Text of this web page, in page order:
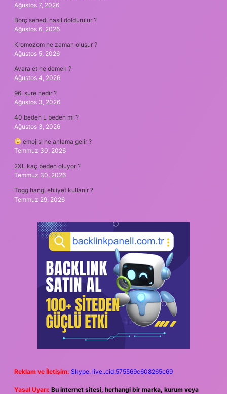
Ağustos 7, 2026
Borç senedi nasıl doldurulur ?
Ağustos 6, 2026
Kromozom ne zaman oluşur ?
Ağustos 5, 2026
Avara et ne demek ?
Ağustos 4, 2026
96. sure nedir ?
Ağustos 3, 2026
40 beden L beden mi ?
Ağustos 3, 2026
emojisi ne anlama gelir ?
Temmuz 30, 2026
2XL kaç beden oluyor ?
Temmuz 30, 2026
Togg hangi ehliyet kullanır ?
Temmuz 29, 2026
Reklam ve İletişim: Skype: live:.cid.575569c608265c69
Yasal Uyarı: Bu internet sitesi, herhangi bir marka, kurum veya